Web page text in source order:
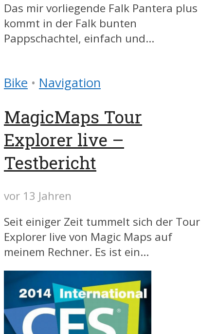
Das mir vorliegende Falk Pantera plus
kommt in der Falk bunten
Pappschachtel, einfach und...
Bike • Navigation
MagicMaps Tour
Explorer live –
Testbericht
vor 13 Jahren
Seit einiger Zeit tummelt sich der Tour
Explorer live von Magic Maps auf
meinem Rechner. Es ist ein...